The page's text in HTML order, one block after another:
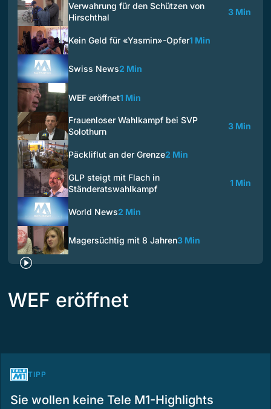
Verwahrung für den Schützen von
Hirschthal
3 Min
Kein Geld für «Yasmin»-Opfer1 Min
Swiss News2 Min
WEF eröffnet1 Min
Frauenloser Wahlkampf bei SVP
Solothurn
3 Min
Päckliflut an der Grenze2 Min
GLP steigt mit Flach in
Ständeratswahlkampf
1 Min
World News2 Min
Magersüchtig mit 8 Jahren3 Min
WEF eröffnet
TIPP
Sie wollen keine Tele M1-Highlights